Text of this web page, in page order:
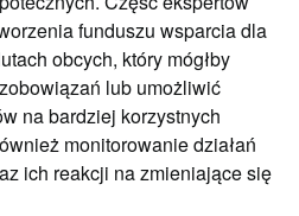
funduszu wsparcia dla
obcych, który mógłby
lub umożliwić
na bardziej korzystnych
monitorowanie działań
ich reakcji na zmieniające się